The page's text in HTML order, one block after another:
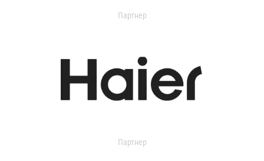
Партнер
Партнер